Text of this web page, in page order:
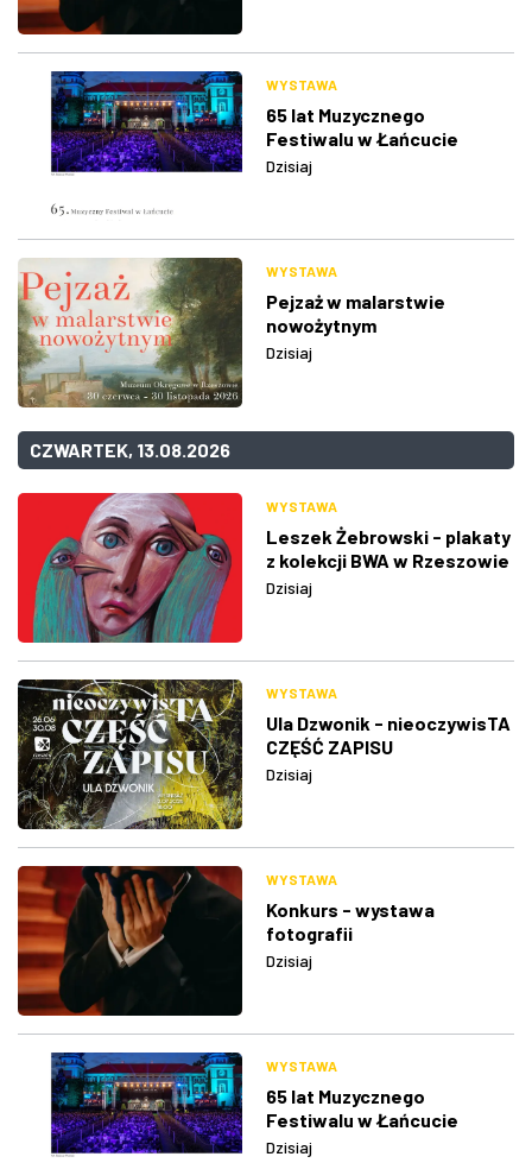
WYSTAWA
65 lat Muzycznego
Festiwalu w Łańcucie
Dzisiaj
WYSTAWA
Pejzaż w malarstwie
nowożytnym
Dzisiaj
CZWARTEK, 13.08.2026
WYSTAWA
Leszek Żebrowski - plakaty
z kolekcji BWA w Rzeszowie
Dzisiaj
WYSTAWA
Ula Dzwonik - nieoczywisTA
CZĘŚĆ ZAPISU
Dzisiaj
WYSTAWA
Konkurs - wystawa
fotografii
Dzisiaj
WYSTAWA
65 lat Muzycznego
Festiwalu w Łańcucie
Dzisiaj